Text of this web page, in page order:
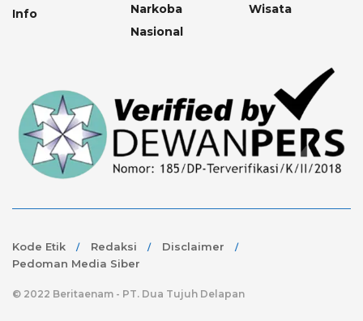
Info
Narkoba
Nasional
Wisata
Kode Etik Redaksi
Disclaimer
Pedoman Media Siber
© 2022 Beritaenam - PT. Dua Tujuh Delapan